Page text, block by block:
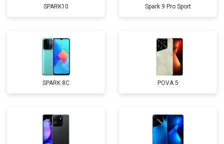
SPARK10 Spark 9 Pro Sport
SPARK 8C POVA 5